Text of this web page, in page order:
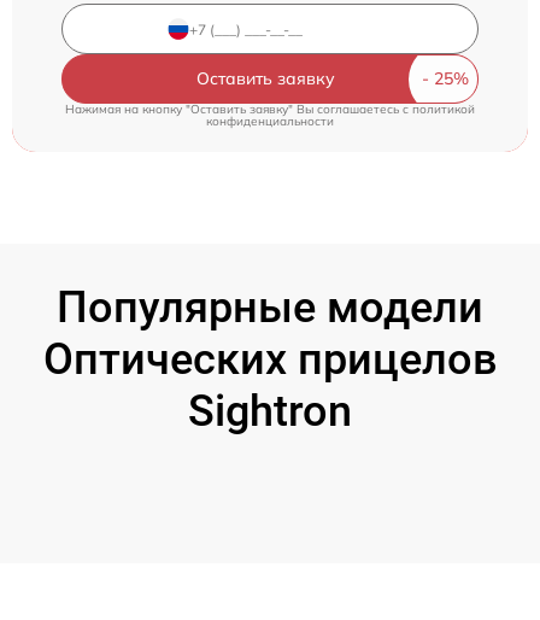
Оставить заявку
Нажимая на кнопку "Оставить заявку" Вы соглашаетесь c политикой
конфиденциальности
Популярные модели
Оптических прицелов
Sightron